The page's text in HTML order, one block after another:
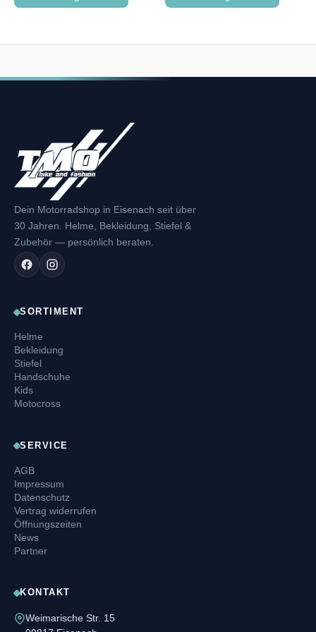
Dein Motorradshop in Eisenach seit über
30 Jahren. Helme, Bekleidung, Stiefel &
Zubehör — persönlich beraten.
SORTIMENT
Helme
Bekleidung
Stiefel
Handschuhe
Kids
Motocross
SERVICE
AGB
Impressum
Datenschutz
Vertrag widerrufen
Öffnungszeiten
News
Partner
KONTAKT
Weimarische Str. 15